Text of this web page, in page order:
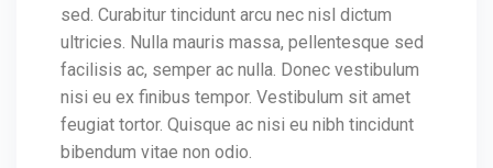
sed. Curabitur tincidunt arcu nec nisl dictum
ultricies. Nulla mauris massa, pellentesque sed
facilisis ac, semper ac nulla. Donec vestibulum
nisi eu ex finibus tempor. Vestibulum sit amet
feugiat tortor. Quisque ac nisi eu nibh tincidunt
bibendum vitae non odio.